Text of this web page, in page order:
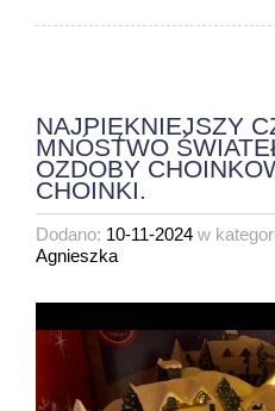
NAJPIĘKNIEJSZY
MNÓSTWO
OZDOBY
CHOINKI.
Dodano: 10-11-2024 w
Agnieszka